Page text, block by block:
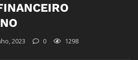
2023 0 1298